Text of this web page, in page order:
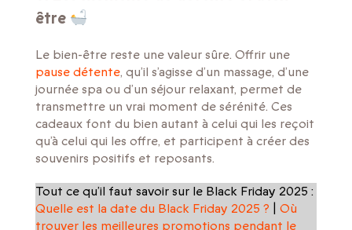
être
Le bien-être reste une valeur sûre. Offrir une
pause détente, qu’il s’agisse d’un massage, d’une
journée spa ou d’un séjour relaxant, permet de
transmettre un vrai moment de sérénité. Ces
cadeaux font du bien autant à celui qui les reçoit
qu’à celui qui les offre, et participent à créer des
souvenirs positifs et reposants.
Tout ce qu’il faut savoir sur le Black Friday 2025 :
Quelle est la date du Black Friday 2025 ?
Où
trouver les meilleures promotions pendant le